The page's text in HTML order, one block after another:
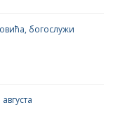
богослужи